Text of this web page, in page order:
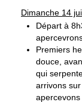
Dimanche 14
Départ à
Premiers
douce,
qui
arrivons